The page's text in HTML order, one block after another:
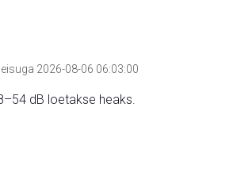
2026-08-06 06:03:00
dB loetakse heaks.